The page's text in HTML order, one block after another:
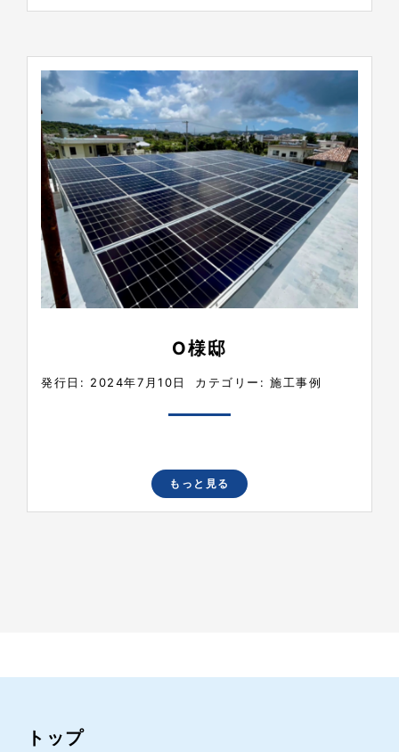
O様邸
発行日: 2024年7月10日 カテゴリー:施工事例
もっと見る
トップ